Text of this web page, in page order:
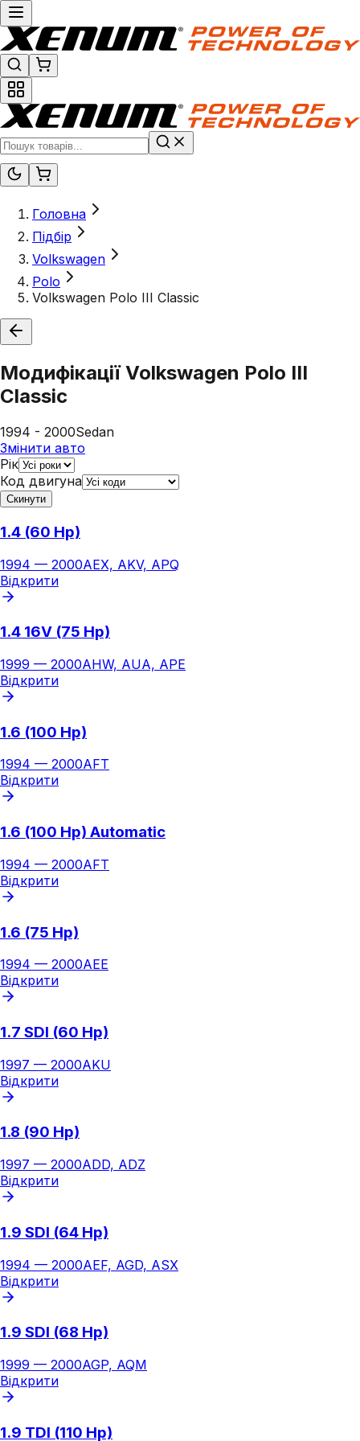
Головна
Підбір
Volkswagen
Polo
Volkswagen Polo III Classic
МодифікаціїVolkswagen Polo III
Classic
1994 - 2000Sedan
Змінити авто
Рік
Код двигуна
Скинути
1.4 (60 Hp)
1994 — 2000AEX, AKV, APQ
Відкрити
1.4 16V (75 Hp)
1999 — 2000AHW, AUA, APE
Відкрити
1.6 (100 Hp)
1994 — 2000AFT
Відкрити
1.6 (100 Hp) Automatic
1994 — 2000AFT
Відкрити
1.6 (75 Hp)
1994 — 2000AEE
Відкрити
1.7 SDI (60 Hp)
1997 — 2000AKU
Відкрити
1.8 (90 Hp)
1997 — 2000ADD, ADZ
Відкрити
1.9 SDI (64 Hp)
1994 — 2000AEF, AGD, ASX
Відкрити
1.9 SDI (68 Hp)
1999 — 2000AGP, AQM
Відкрити
1.9 TDI (110 Hp)